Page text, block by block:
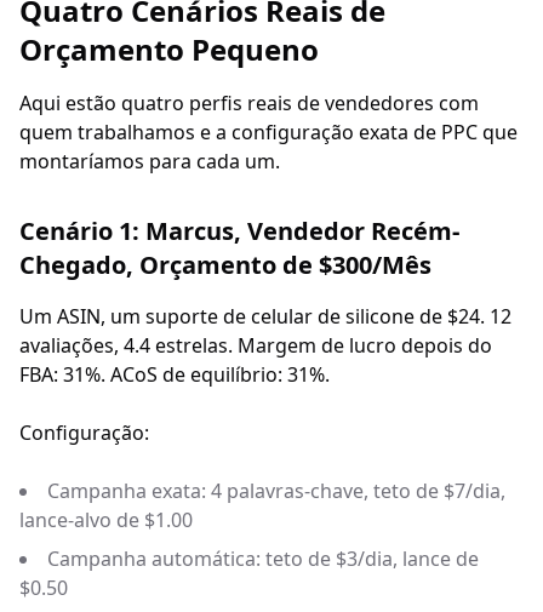
Quatro Cenários Reais de
Orçamento Pequeno
Aqui estão quatro perfis reais de vendedores com
quem trabalhamos e a configuração exata de PPC que
montaríamos para cada um.
Cenário 1: Marcus, Vendedor Recém-
Chegado, Orçamento de $300/Mês
Um ASIN, um suporte de celular de silicone de $24. 12
avaliações, 4.4 estrelas. Margem de lucro depois do
FBA: 31%. ACoS de equilíbrio: 31%.
Configuração:
Campanha exata: 4 palavras-chave, teto de $7/dia,
lance-alvo de $1.00
Campanha automática: teto de $3/dia, lance de
$0.50